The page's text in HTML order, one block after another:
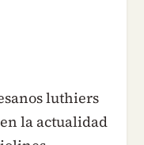
luthiers
la actualidad